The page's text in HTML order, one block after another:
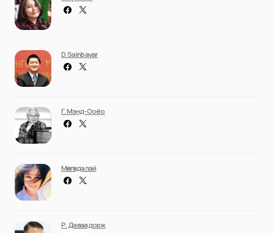
D. Sainbayar
Г. Мэнд-Ооёо
Мөнгөндалай
Р. Даваадорж